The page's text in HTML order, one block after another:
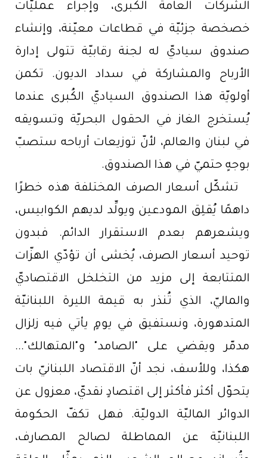
الشركات العامة الكبرى، وإجراء عمليّات
خصخصة جزئيّة في قطاعات معيّنة، وإنشاء
صندوق سياديّ له لجنة رقابيّة تتولى إدارة
الأرباح والمشاركة في سداد الديون. تكمن
أولويّة هذا الصندوق السياديّ الكُبرى عندما
يُستخرج الغاز في الحقول البحريّة وتسويقه
في لبنان والعالم، لأنّ توزيعات أرباحه ستصبّ
بوجهٍ حتميّ في هذا الصندوق.
تشكّل أسعار الصرف المختلفة هذه خطرًا
داهمًا يُقلِق المودعين ويولِّد لديهم الكوابيس،
ويشعرهم بعدم الاستقرار الدائم. فبدون
توحيد أسعار الصرف، يُخشى أن تؤدّي الهزّات
المتتابعة إلى مزيد من التخلخل الاقتصاديّ
والماليّ، الذي تُنذر به قيمة الليرة اللبنانيّة
المتدهورة، ونستفيق في يومٍ يأتي فيه زلزال
مدمّر ويقضي على "الصامد" و"المتهالك"...
هكذا، وللأسف، نجد أنّ الاقتصاد اللبنانيّ بات
يتحوّل أكثر فأكثر إلى اقتصادٍ نقديّ، معزول عن
الدوائر الماليّة الدوليّة. فهل تكفّ الحكومة
اللبنانيّة عن المماطلة لصالح المصارف،